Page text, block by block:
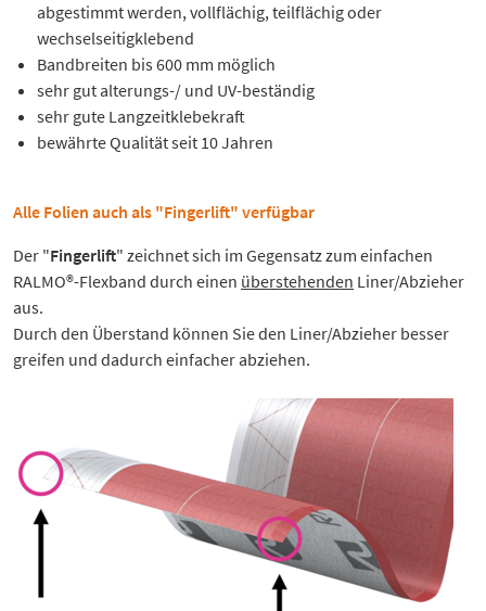
abgestimmt werden, vollflächig, teilflächig oder
wechselseitigklebend
Bandbreiten bis 600 mm möglich
sehr gut alterungs-/ und UV-beständig
sehr gute Langzeitklebekraft
bewährte Qualität seit 10 Jahren
Alle Folien auch als "Fingerlift" verfügbar
Der "Fingerlift" zeichnet sich im Gegensatz zum einfachen
RALMO®-Flexband durch einen überstehenden Liner/Abzieher
aus.
Durch den Überstand können Sie den Liner/Abzieher besser
greifen und dadurch einfacher abziehen.